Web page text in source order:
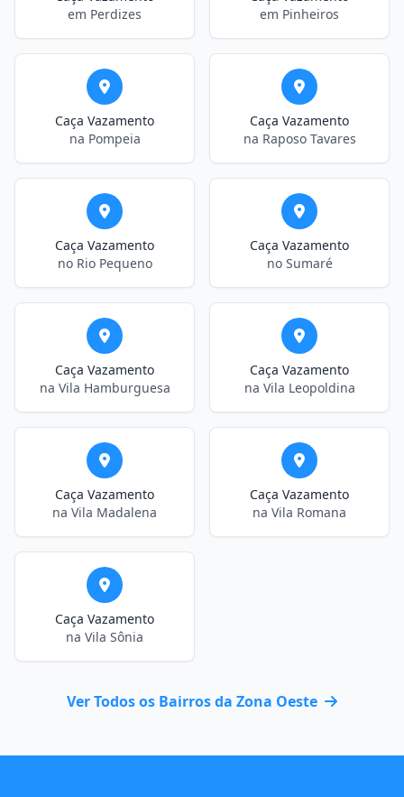
em Perdizes
em Pinheiros
Caça Vazamento
na Pompeia
Caça Vazamento
na Raposo Tavares
Caça Vazamento
no Rio Pequeno
Caça Vazamento
no Sumaré
Caça Vazamento
na Vila Hamburguesa
Caça Vazamento
na Vila Leopoldina
Caça Vazamento
na Vila Madalena
Caça Vazamento
na Vila Romana
Caça Vazamento
na Vila Sônia
Ver Todos os Bairros da Zona Oeste